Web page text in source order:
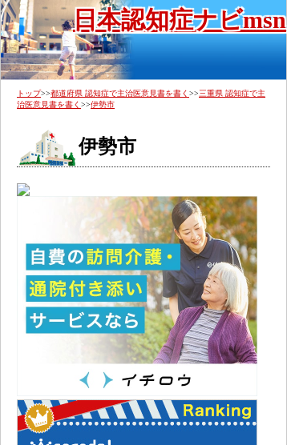
日本認知症ナビmsn
トップ>>都道府県 認知症で主治医意見書を書く >>三重県 認知症で主
治医意見書を書く >>伊勢市
伊勢市